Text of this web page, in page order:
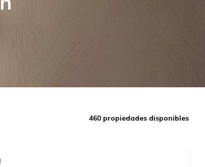
460 propiedades disponibles